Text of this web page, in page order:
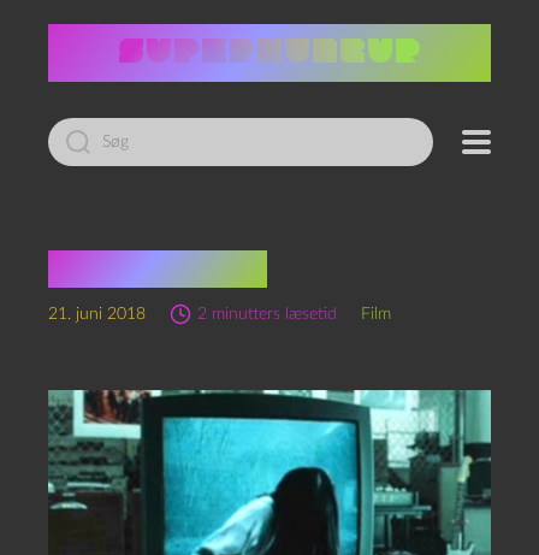
Led
efter:
Sand rædsel
21. juni 2018 2 minutters læsetid Film